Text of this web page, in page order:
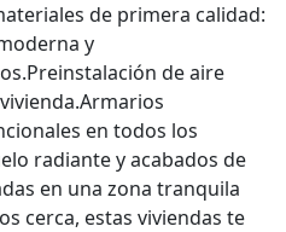
de primera calidad:
y
de aire
en todos los
radiante y acabados de
en una zona tranquila
cerca, estas viviendas te